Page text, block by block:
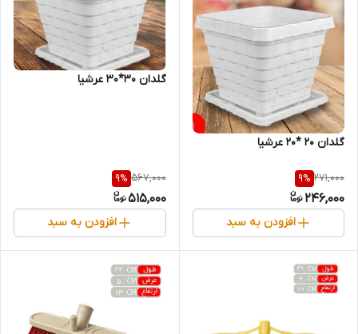
گلدان 20 *20 عرشیا
271,000
9%
246,000
افزودن به سبد
گلدان 30*30 عرشیا
567,000
9%
515,000
افزودن به سبد